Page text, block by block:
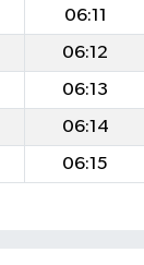
06:11
06:12
06:13
06:14
06:15